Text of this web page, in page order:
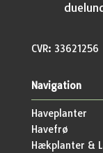
CVR: 33621256
Navigation
Haveplanter
Havefrø
Hækplanter &